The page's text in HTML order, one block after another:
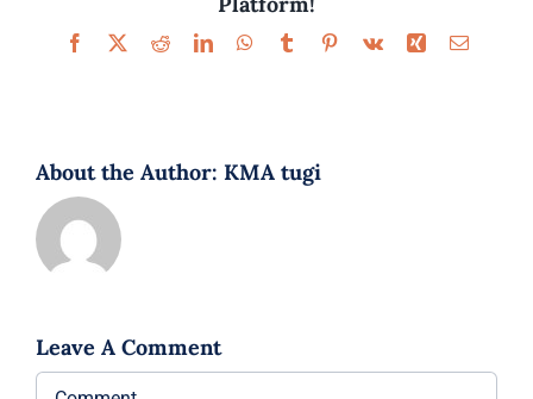
Facebook
X RedditLinkedInWhatsApp
TumblrPinterest
Vk Xing Email
About the Author: KMA tugi
Leave A Comment
Comment